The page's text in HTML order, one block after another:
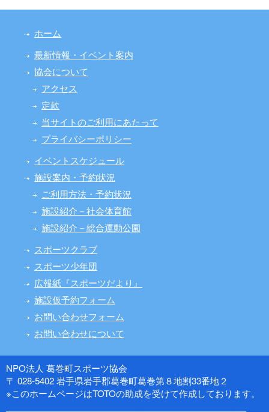
ホーム
最新情報・イベント案内
協会について
アクセス
定款
当サイトのご利用にあたって
プライバシーポリシー
イベントスケジュール
施設案内・予約状況
ご利用方法・予約状況
施設紹介－社会体育館
施設紹介－総合運動公園
スポーツクラブ
スポーツ少年団
広報紙『スポーツだより』
施設仮予約フォーム
お問い合わせフォーム
お問い合わせについて
NPO法人 葛巻町スポーツ協会
〒 028-5402 岩手県岩手郡葛巻町葛巻第８地割33番地２
※このホームページはTOTOの助成を受けて作成しております。